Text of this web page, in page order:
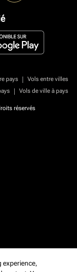
pays |
Vols entre villes
| Vols de ville à pays
réservés
experience,